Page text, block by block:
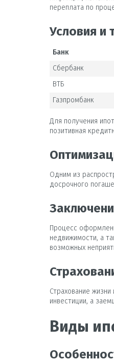
переплата по
Условия и
Банк
Сбербанк
ВТБ
Газпромбанк
Для получения
позитивная
Одним из
досрочного
Процесс
недвижимости, а
возможных
Страхование
инвестиции, а
Виды